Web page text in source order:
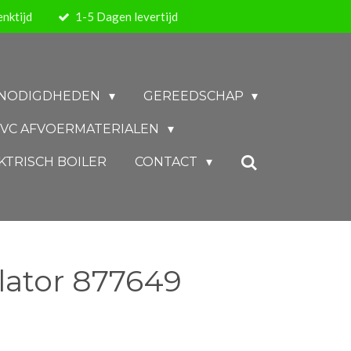
1-5 Dagen levertijd
GEREEDSCHAP
AFVOERMATERIALEN
BOILER CONTACT
877649